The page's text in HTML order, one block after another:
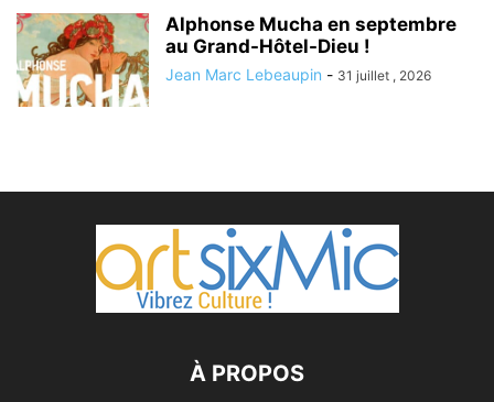
Alphonse Mucha en septembre
au Grand-Hôtel-Dieu !
Jean Marc Lebeaupin - 31 juillet , 2026
À PROPOS